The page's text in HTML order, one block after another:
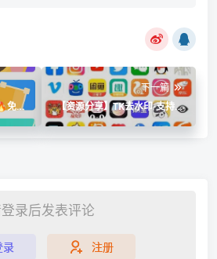
免费
下一篇
【资源分享】TK去水印-支持上
百个平台的视频和图集
录后发表评论
录 注册